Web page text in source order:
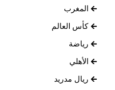
المغرب
كأس العالم
رياضة
الأهلي
ريال مدريد